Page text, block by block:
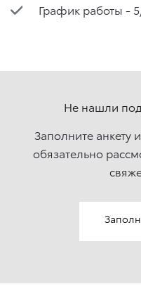
График работы -
Не нашли
Заполните анкету
обязательно